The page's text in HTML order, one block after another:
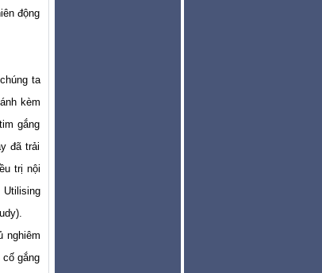
động
ta
kèm
gắng
đã trải
trị nội
Utilising
nghiêm
gắng